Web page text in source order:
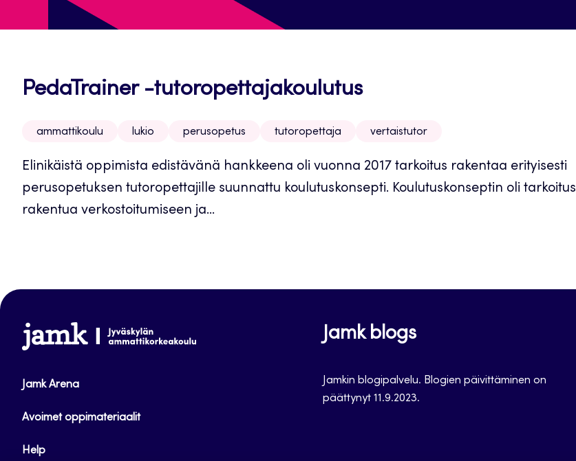
PedaTrainer -tutoropettajakoulutus
ammattikoulu lukio perusopetus tutoropettaja vertaistutor
Elinikäistä oppimista edistävänä hankkeena oli vuonna 2017 tarkoitus rakentaa erityisesti
perusopetuksen tutoropettajille suunnattu koulutuskonsepti. Koulutuskonseptin oli tarkoitus
rakentua verkostoitumiseen ja...
www.jamk.fi
Jamk Arena
Avoimet oppimateriaalit
Help
Jamk blogs
Jamkin blogipalvelu. Blogien päivittäminen on
päättynyt 11.9.2023.